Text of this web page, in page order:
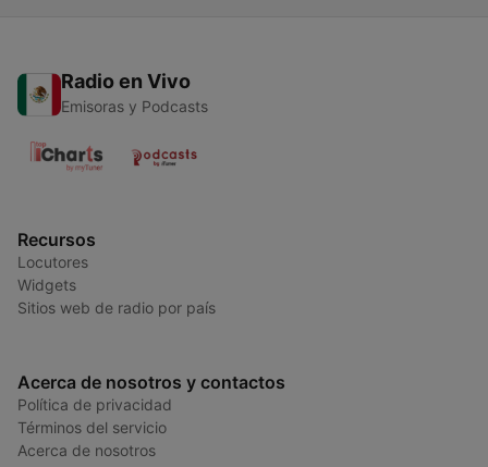
Radio en Vivo
Emisoras y Podcasts
Recursos
Locutores
Widgets
Sitios web de radio por país
Acerca de nosotros y contactos
Política de privacidad
Términos del servicio
Acerca de nosotros